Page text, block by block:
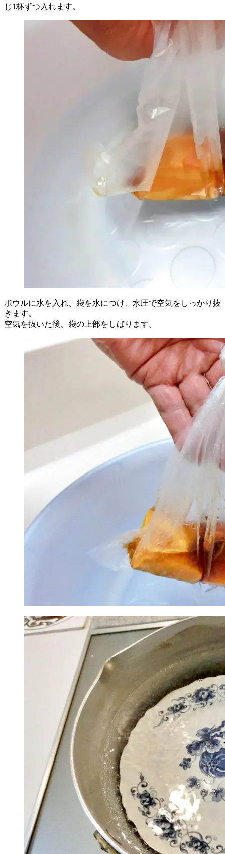
じ1杯ずつ入れます。
ボウルに水を入れ、袋を水につけ、水圧で空気をしっかり抜
きます。
空気を抜いた後、袋の上部をしばります。